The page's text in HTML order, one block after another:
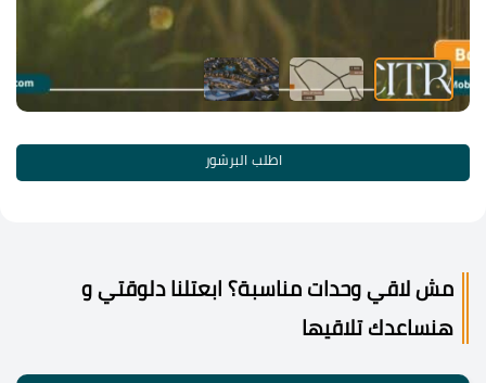
اطلب البرشور
مش لاقي وحدات مناسبة؟ ابعتلنا دلوقتي و
هنساعدك تلاقيها